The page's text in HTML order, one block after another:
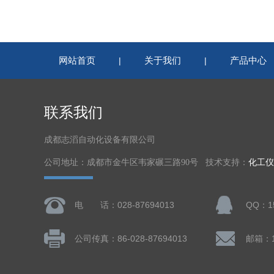
网站首页 | 关于我们 | 产品中心
联系我们
成都志滔自动化设备有限公司
公司地址：成都市金牛区韦家碾三路90号 技术支持： 化工
电 话：028-87694013 QQ：
公司传真：86-028-87694013